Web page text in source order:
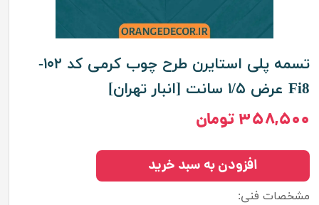
تسمه پلی استایرن طرح چوب کرمی کد ۱۰۲-
Fi8 عرض ۱/۵ سانت [انبار تهران]
۳۵۸,۵۰۰ تومان
مشخصات فنی:
افزودن به سبد خرید